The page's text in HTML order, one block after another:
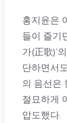
홍지윤은
들이 즐기
가(正歌)’
단하면서
의 음선은
절묘하게
압도했다.